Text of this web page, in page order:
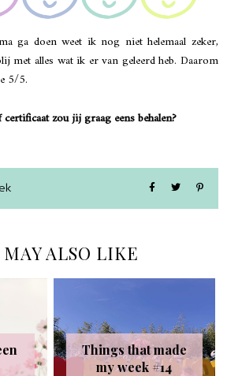
ga doen weet ik nog niet helemaal zeker,
met alles wat ik er van geleerd heb. Daarom
5/5.
zou jij graag eens behalen?
MAY ALSO LIKE
Things that made
my week #14